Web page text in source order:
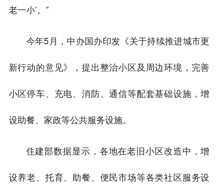
老一小’。”
今年5月，中办国办印发《关于持续推进城市更
新行动的意见》，提出整治小区及周边环境，完善
小区停车、充电、消防、通信等配套基础设施，增
设助餐、家政等公共服务设施。
住建部数据显示，各地在老旧小区改造中，增
设养老、托育、助餐、便民市场等各类社区服务设